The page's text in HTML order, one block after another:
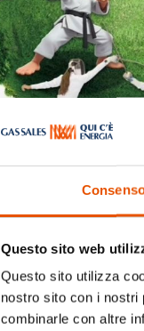
Questo sito web
Questo sito utilizza
nostro sito con i nostri
combinarle con altre